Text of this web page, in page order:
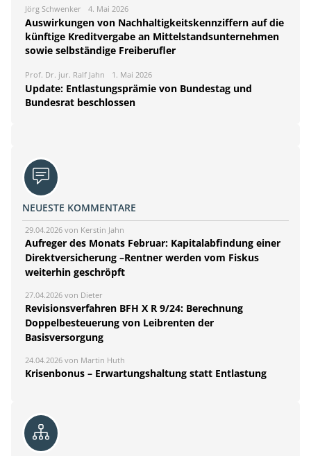
Jörg Schwenker 4. Mai 2026
Auswirkungen von Nachhaltigkeitskennziffern auf die
künftige Kreditvergabe an Mittelstandsunternehmen
sowie selbständige Freiberufler
Prof. Dr. jur. Ralf Jahn 1. Mai 2026
Update: Entlastungsprämie von Bundestag und
Bundesrat beschlossen
NEUESTE KOMMENTARE
29.04.2026 von Kerstin Jahn
Aufreger des Monats Februar: Kapitalabfindung einer
Direktversicherung –Rentner werden vom Fiskus
weiterhin geschröpft
27.04.2026 von Dieter
Revisionsverfahren BFH X R 9/24: Berechnung
Doppelbesteuerung von Leibrenten der
Basisversorgung
24.04.2026 von Martin Huth
Krisenbonus – Erwartungshaltung statt Entlastung